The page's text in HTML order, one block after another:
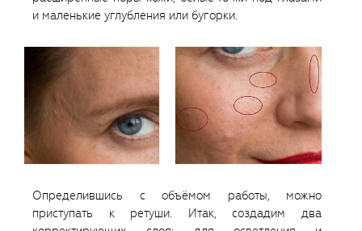
и маленькие углубления или бугорки.
Определившись с объёмом работы, можно
приступать к ретуши. Итак, создадим два